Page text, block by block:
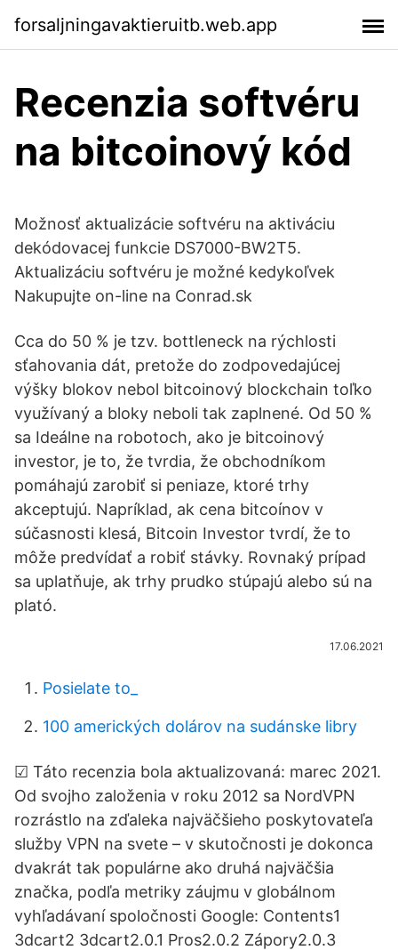
forsaljningavaktieruitb.web.app
Recenzia softvéru
na bitcoinový kód
Možnosť aktualizácie softvéru na aktiváciu
dekódovacej funkcie DS7000-BW2T5.
Aktualizáciu softvéru je možné kedykoľvek
Nakupujte on-line na Conrad.sk
Cca do 50 % je tzv. bottleneck na rýchlosti
sťahovania dát, pretože do zodpovedajúcej
výšky blokov nebol bitcoinový blockchain toľko
využívaný a bloky neboli tak zaplnené. Od 50 %
sa Ideálne na robotoch, ako je bitcoinový
investor, je to, že tvrdia, že obchodníkom
pomáhajú zarobiť si peniaze, ktoré trhy
akceptujú. Napríklad, ak cena bitcoínov v
súčasnosti klesá, Bitcoin Investor tvrdí, že to
môže predvídať a robiť stávky. Rovnaký prípad
sa uplatňuje, ak trhy prudko stúpajú alebo sú na
plató.
17.06.2021
Posielate to_
100 amerických dolárov na sudánske libry
☑︎ Táto recenzia bola aktualizovaná: marec 2021.
Od svojho založenia v roku 2012 sa NordVPN
rozrástlo na zďaleka najväčšieho poskytovateľa
služby VPN na svete – v skutočnosti je dokonca
dvakrát tak populárne ako druhá najväčšia
značka, podľa metriky záujmu v globálnom
vyhľadávaní spoločnosti Google: Contents1
3dcart2 3dcart2.0.1 Pros2.0.2 Zápory2.0.3